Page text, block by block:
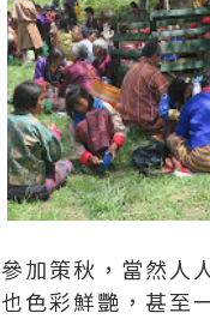
參加策秋，當然人
也色彩鮮艷，甚至